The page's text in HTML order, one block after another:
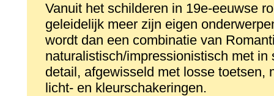
Vanuit het schilderen in 19e-eeuwse
geleidelijk meer zijn eigen
wordt dan een combinatie van
naturalistisch/impressionistisch met in
detail, afgewisseld met losse toetsen,
licht- en kleurschakeringen.